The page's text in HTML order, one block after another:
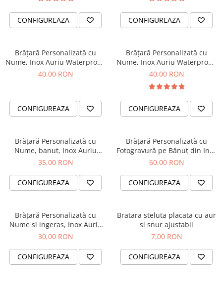
Coliere
Brelocuri Personalizate
Card metalic
Cadouri Copii
Cadouri 1-8 Martie
Halloween
Portfard Personalizat
Bijuterii pentru Ea
Tablou Personalizat
CONFIGUREAZA CONFIGUREAZA
Brățară Personalizată cu
Nume, Inox Auriu Waterproof,
bilute pentru bebelusi
40,00 RON
CONFIGUREAZA
Brățară Personalizată cu
Nume, Inox Auriu Waterproof,
pentru copii
40,00 RON
CONFIGUREAZA
Brățară Personalizată cu
Nume, banut, Inox Auriu
Waterproof, pentru bebelusi
35,00 RON
CONFIGUREAZA
Brățară Personalizată cu
Fotogravură pe Bănuț din Inox
Argintiu 304
60,00 RON
CONFIGUREAZA
Brățară Personalizată cu
Nume si ingeras, Inox Auriu
Waterproof, pentru bebelusi
30,00 RON
CONFIGUREAZA
Bratara steluta placata cu aur
si snur ajustabil
7,00 RON
CONFIGUREAZA